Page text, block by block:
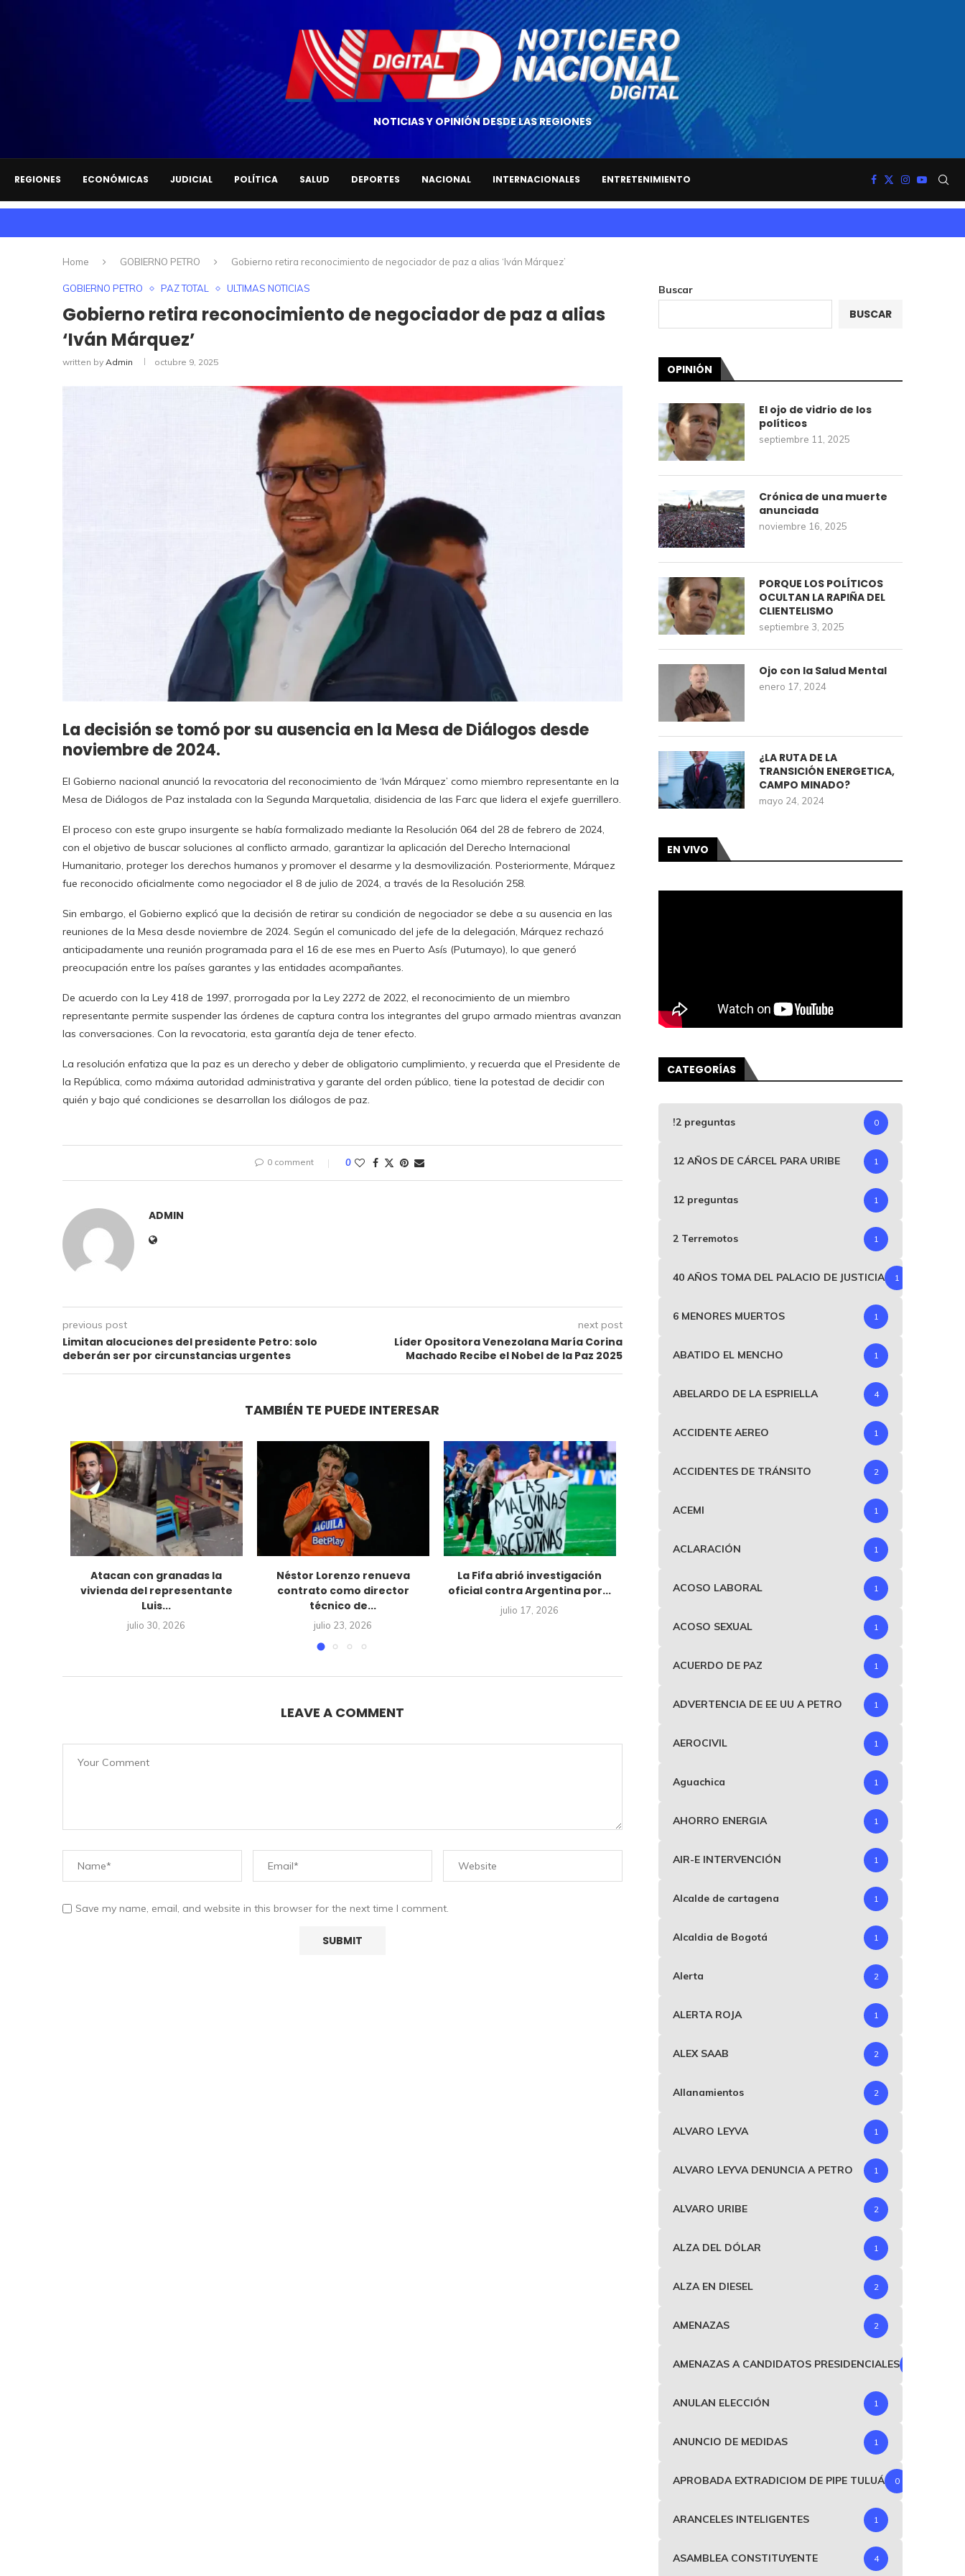
NOTICIAS Y OPINIÓN DESDE LAS REGIONES
REGIONES ECONÓMICAS JUDICIAL POLÍTICA SALUD DEPORTES NACIONAL INTERNACIONALES ENTRETENIMIENTO
Home GOBIERNO PETRO Gobierno retira reconocimiento de negociador de paz a alias ‘Iván Márquez’
GOBIERNO PETRO PAZ TOTAL ULTIMAS NOTICIAS
Gobierno retira reconocimiento de negociador de paz a alias
‘Iván Márquez’
written by Admin octubre 9, 2025
La decisión se tomó por su ausencia en la Mesa de Diálogos desde
noviembre de 2024.
El Gobierno nacional anunció la revocatoria del reconocimiento de ‘Iván Márquez’ como miembro representante en la
Mesa de Diálogos de Paz instalada con la Segunda Marquetalia, disidencia de las Farc que lidera el exjefe guerrillero.
El proceso con este grupo insurgente se había formalizado mediante la Resolución 064 del 28 de febrero de 2024,
con el objetivo de buscar soluciones al conflicto armado, garantizar la aplicación del Derecho Internacional
Humanitario, proteger los derechos humanos y promover el desarme y la desmovilización. Posteriormente, Márquez
fue reconocido oficialmente como negociador el 8 de julio de 2024, a través de la Resolución 258.
Sin embargo, el Gobierno explicó que la decisión de retirar su condición de negociador se debe a su ausencia en las
reuniones de la Mesa desde noviembre de 2024. Según el comunicado del jefe de la delegación, Márquez rechazó
anticipadamente una reunión programada para el 16 de ese mes en Puerto Asís (Putumayo), lo que generó
preocupación entre los países garantes y las entidades acompañantes.
De acuerdo con la Ley 418 de 1997, prorrogada por la Ley 2272 de 2022, el reconocimiento de un miembro
representante permite suspender las órdenes de captura contra los integrantes del grupo armado mientras avanzan
las conversaciones. Con la revocatoria, esta garantía deja de tener efecto.
La resolución enfatiza que la paz es un derecho y deber de obligatorio cumplimiento, y recuerda que el Presidente de
la República, como máxima autoridad administrativa y garante del orden público, tiene la potestad de decidir con
quién y bajo qué condiciones se desarrollan los diálogos de paz.
0 comment 0
ADMIN
previous post
Limitan alocuciones del presidente Petro: solo
deberán ser por circunstancias urgentes
next post
Líder Opositora Venezolana María Corina
Machado Recibe el Nobel de la Paz 2025
TAMBIÉN TE PUEDE INTERESAR
Atacan con granadas la
vivienda del representante
Luis...
julio 30, 2026
Néstor Lorenzo renueva
contrato como director
técnico de...
julio 23, 2026
La Fifa abrió investigación
oficial contra Argentina por...
julio 17, 2026
Reino Unido pide a la FIFA que
investigue...
Supersociedades
plan de reorganización
Monómeros
julio 14, 2026
LEAVE A COMMENT
Save my name, email, and website in this browser for the next time I comment.
Buscar
BUSCAR
OPINIÓN
El ojo de vidrio de los
políticos
septiembre 11, 2025
Crónica de una muerte
anunciada
noviembre 16, 2025
PORQUE LOS POLÍTICOS
OCULTAN LA RAPIÑA DEL
CLIENTELISMO
septiembre 3, 2025
Ojo con la Salud Mental
enero 17, 2024
¿LA RUTA DE LA
TRANSICIÓN ENERGETICA,
CAMPO MINADO?
mayo 24, 2024
EN VIVO
CATEGORÍAS
!2 preguntas 0
12 AÑOS DE CÁRCEL PARA URIBE 1
12 preguntas 1
2 Terremotos 1
40 AÑOS TOMA DEL PALACIO DE JUSTICIA 1
6 MENORES MUERTOS 1
ABATIDO EL MENCHO 1
ABELARDO DE LA ESPRIELLA 4
ACCIDENTE AEREO 1
ACCIDENTES DE TRÁNSITO 2
ACEMI 1
ACLARACIÓN 1
ACOSO LABORAL 1
ACOSO SEXUAL 1
ACUERDO DE PAZ 1
ADVERTENCIA DE EE UU A PETRO 1
AEROCIVIL 1
Aguachica 1
AHORRO ENERGIA 1
AIR-E INTERVENCIÓN 1
Alcalde de cartagena 1
Alcaldia de Bogotá 1
Alerta 2
ALERTA ROJA 1
ALEX SAAB 2
Allanamientos 2
ALVARO LEYVA 1
ALVARO LEYVA DENUNCIA A PETRO 1
ALVARO URIBE 2
ALZA DEL DÓLAR 1
ALZA EN DIESEL 2
AMENAZAS 2
AMENAZAS A CANDIDATOS PRESIDENCIALES
ANULAN ELECCIÓN 1
ANUNCIO DE MEDIDAS 1
APROBADA EXTRADICIOM DE PIPE TULUÁ 0
ARANCELES INTELIGENTES 1
ASAMBLEA CONSTITUYENTE 4